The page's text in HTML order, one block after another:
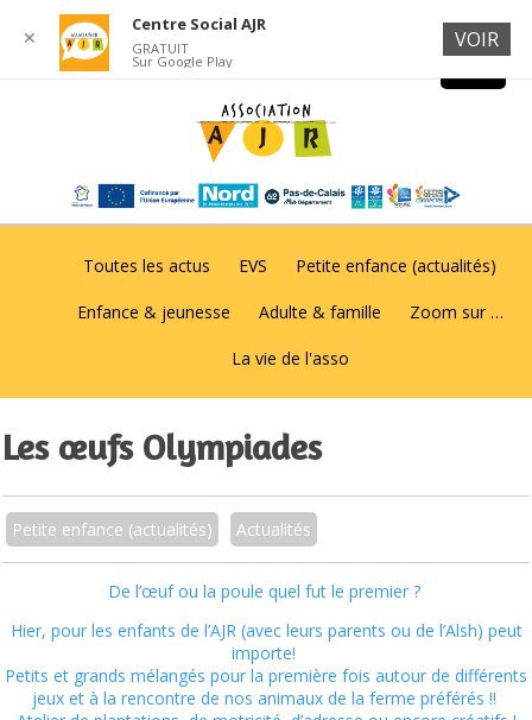
Toutes les actus EVS Petite enfance (actualités)
Enfance & jeunesse Adulte & famille Zoom sur …
La vie de l'asso
Les œufs Olympiades
Petite enfance (actualités) Actualités
De l’œuf ou la poule quel fut le premier ?
Hier, pour les enfants de l’AJR (avec leurs parents ou de l’Alsh) peut
importe!
Petits et grands mélangés pour la première fois autour de différents
jeux et à la rencontre de nos animaux de la ferme préférés !!
✕
Centre Social AJR
GRATUIT
Sur Google Play
VOIR